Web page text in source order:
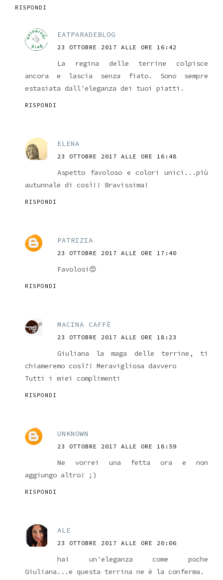
RISPONDI
EATPARADEBLOG
23 OTTOBRE 2017 ALLE ORE 16:42
La regina delle terrine colpisce
ancora e lascia senza fiato. Sono sempre
estasiata dall'eleganza dei tuoi piatti.
RISPONDI
ELENA
23 OTTOBRE 2017 ALLE ORE 16:48
Aspetto favoloso e colori unici...più
autunnale di così!! Bravissima!
RISPONDI
PATRIZIA
23 OTTOBRE 2017 ALLE ORE 17:40
Favolosi😍
RISPONDI
MACINA CAFFÈ
23 OTTOBRE 2017 ALLE ORE 18:23
Giuliana la maga delle terrine, ti
chiameremo così?! Meravigliosa davvero
Tutti i miei complimenti
RISPONDI
UNKNOWN
23 OTTOBRE 2017 ALLE ORE 18:59
Ne vorrei una fetta ora e non
aggiungo altro! ;)
RISPONDI
ALE
23 OTTOBRE 2017 ALLE ORE 20:06
hai un'eleganza come poche
Giuliana...e questa terrina ne è la conferma.